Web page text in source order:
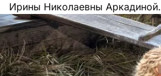
Ирины Николаевны Аркадиной.